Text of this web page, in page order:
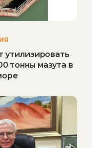
утилизировать
тонны мазута в